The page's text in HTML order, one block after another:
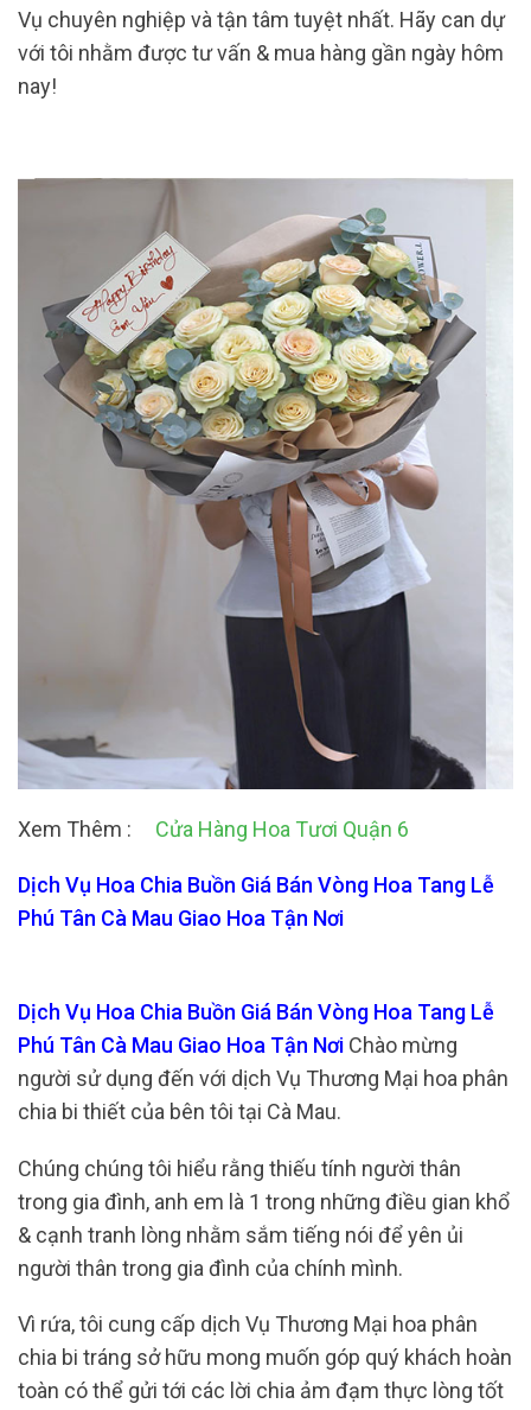
Vụ chuyên nghiệp và tận tâm tuyệt nhất. Hãy can dự
với tôi nhằm được tư vấn & mua hàng gần ngày hôm
nay!
Xem Thêm : Cửa Hàng Hoa Tươi Quận 6
Dịch Vụ Hoa Chia Buồn Giá Bán Vòng Hoa Tang Lễ
Phú Tân Cà Mau Giao Hoa Tận Nơi
Dịch Vụ Hoa Chia Buồn Giá Bán Vòng Hoa Tang Lễ
Phú Tân Cà Mau Giao Hoa Tận Nơi Chào mừng
người sử dụng đến với dịch Vụ Thương Mại hoa phân
chia bi thiết của bên tôi tại Cà Mau.
Chúng chúng tôi hiểu rằng thiếu tính người thân
trong gia đình, anh em là 1 trong những điều gian khổ
& cạnh tranh lòng nhằm sắm tiếng nói để yên ủi
người thân trong gia đình của chính mình.
Vì rứa, tôi cung cấp dịch Vụ Thương Mại hoa phân
chia bi tráng sở hữu mong muốn góp quý khách hoàn
toàn có thể gửi tới các lời chia ảm đạm thực lòng tốt